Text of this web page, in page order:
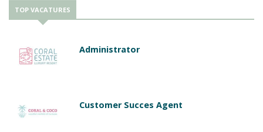
TOP VACATURES
Administrator
Customer Succes Agent